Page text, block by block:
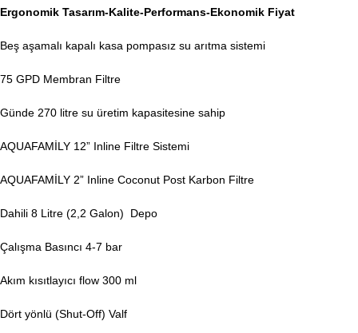
Ergonomik Tasarım-Kalite-Performans-Ekonomik Fiyat
Beş aşamalı kapalı kasa pompasız su arıtma sistemi
75 GPD Membran Filtre
Günde 270 litre su üretim kapasitesine sahip
AQUAFAMİLY 12” Inline Filtre Sistemi
AQUAFAMİLY 2” Inline Coconut Post Karbon Filtre
Dahili 8 Litre (2,2 Galon) Depo
Çalışma Basıncı 4-7 bar
Akım kısıtlayıcı flow 300 ml
Dört yönlü (Shut-Off) Valf